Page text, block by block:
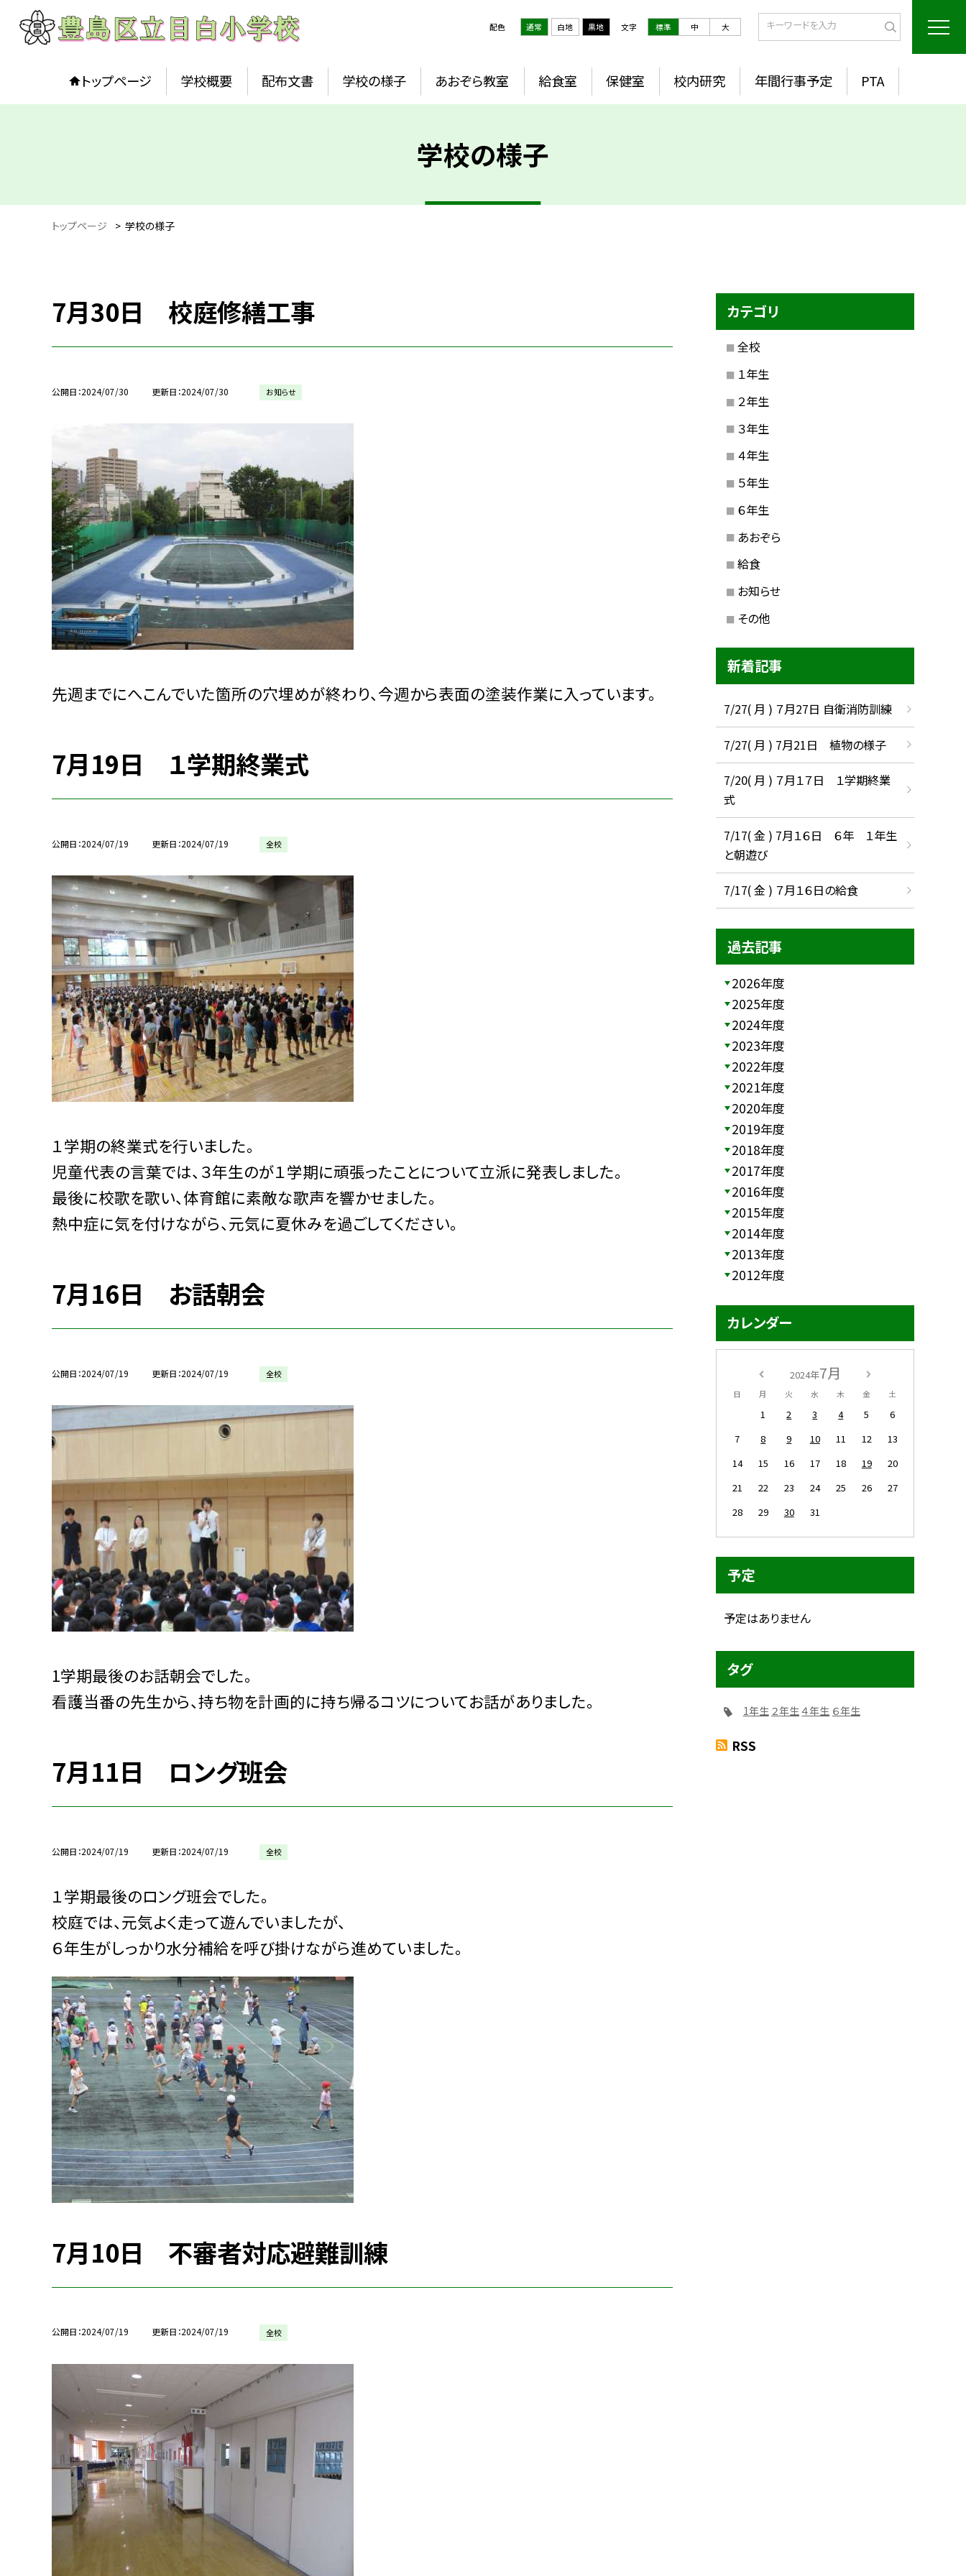
配色 通常 白地 黒地 文字 標準 中 大
トップページ 学校概要 配布文書 学校の様子 あおぞら教室 給食室 保健室 校内研究 年間行事予定 PTA
学校の様子
トップページ > 学校の様子
7月30日 校庭修繕工事
公開日 2024/07/30 更新日 2024/07/30 お知らせ
先週までにへこんでいた箇所の穴埋めが終わり、今週から表面の塗装作業に入っています。
7月19日 １学期終業式
公開日 2024/07/19 更新日 2024/07/19 全校
１学期の終業式を行いました。
児童代表の言葉では、３年生のが１学期に頑張ったことについて立派に発表しました。
最後に校歌を歌い、体育館に素敵な歌声を響かせました。
熱中症に気を付けながら、元気に夏休みを過ごしてください。
7月16日 お話朝会
公開日 2024/07/19 更新日 2024/07/19 全校
1学期最後のお話朝会でした。
看護当番の先生から、持ち物を計画的に持ち帰るコツについてお話がありました。
7月11日 ロング班会
公開日 2024/07/19 更新日 2024/07/19 全校
１学期最後のロング班会でした。
校庭では、元気よく走って遊んでいましたが、
６年生がしっかり水分補給を呼び掛けながら進めていました。
7月10日 不審者対応避難訓練
公開日 2024/07/19 更新日 2024/07/19 全校
カテゴリ
全校
１年生
２年生
３年生
４年生
５年生
６年生
あおぞら
給食
お知らせ
その他
新着記事
7/27( 月 ) ７月27日 自衛消防訓練
7/27( 月 ) 7月21日 植物の様子
7/20( 月 ) ７月１７日 １学期終業
式
7/17( 金 ) 7月１６日 ６年 １年生
と朝遊び
7/17( 金 ) ７月１６日の給食
過去記事
2026年度
2025年度
2024年度
2023年度
2022年度
2021年度
2020年度
2019年度
2018年度
2017年度
2016年度
2015年度
2014年度
2013年度
2012年度
カレンダー
2024年7月
日 月 火 水 木 金 土
1 2 3 4 5
6
7
8 9 10 11 12
13
14
15 16 17 18 19
20
21
22 23 24 25 26
27
28
29 30 31
予定
予定はありません
タグ
1年生 ２年生４年生 ６年生
RSS